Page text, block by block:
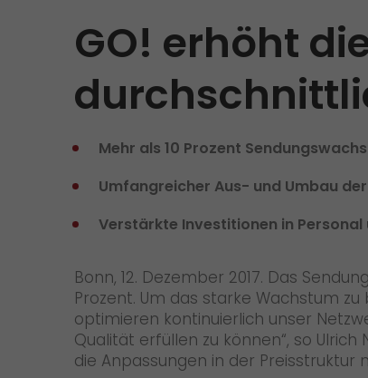
GO! erhält Auszeichnung
„Höchste Kundenempfehlung“
vom Handelsblatt
>
GO! erhöht
Mehr als 10 Prozent
Umfangreicher Aus- und Umbau der
Verstärkte Investitionen in Personal
Bonn, 12. Dezember 2017. Das
Prozent. Um das starke Wachstum
optimieren kontinuierlich unser
Qualität erfüllen zu können“, so
die Anpassungen in der Preisstruktur